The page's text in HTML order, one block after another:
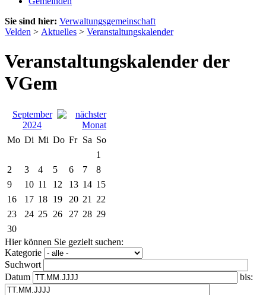
Sie sind hier: Verwaltungsgemeinschaft
Velden > Aktuelles > Veranstaltungskalender
Veranstaltungskalender der
VGem
September
2024
Mo Di Mi Do Fr Sa So
1
2
3 4 5 6 7
8
9
10 11 12 13 14 15
16
17 18 19 20 21
22
23
24 25 26 27 28 29
30
Hier können Sie gezielt suchen:
Kategorie
Suchwort
Datum
bis: